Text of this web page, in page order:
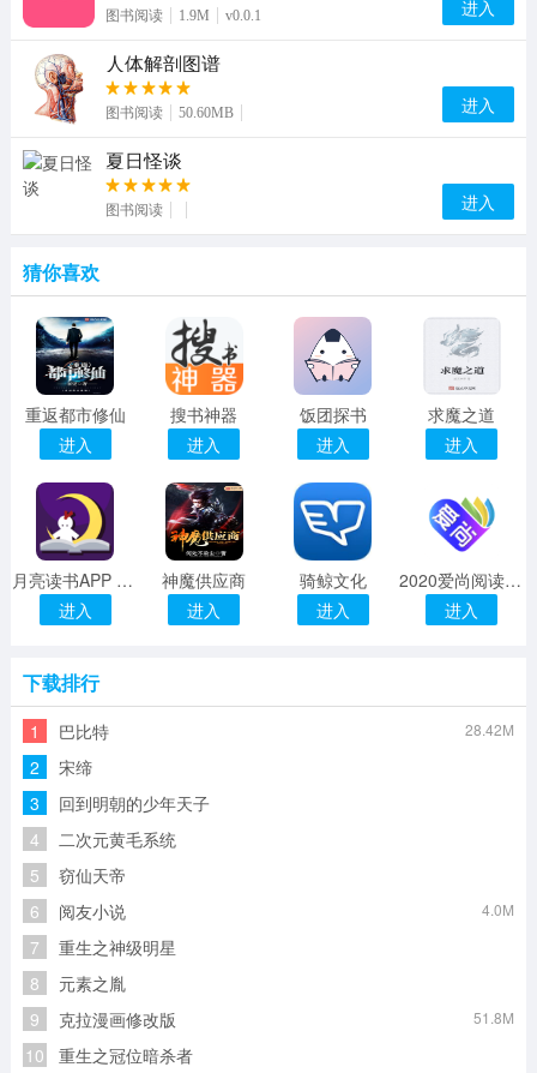
图书阅读 1.9M v0.0.1 进入
人体解剖图谱
图书阅读 50.60MB 进入
夏日怪谈
图书阅读 进入
猜你喜欢
重返都市修仙
进入
搜书神器
进入
饭团探书
进入
求魔之道
进入
月亮读书APP 1.0 安卓版
进入
神魔供应商
进入
骑鲸文化
进入
2020爱尚阅读软件 1.0.3 安卓版
进入
下载排行
1 巴比特 28.42M
2
宋缔
3
回到明朝的少年天子
4
二次元黄毛系统
5
窃仙天帝
6
阅友小说 4.0M
7
重生之神级明星
8
元素之胤
9
克拉漫画修改版 51.8M
10 重生之冠位暗杀者